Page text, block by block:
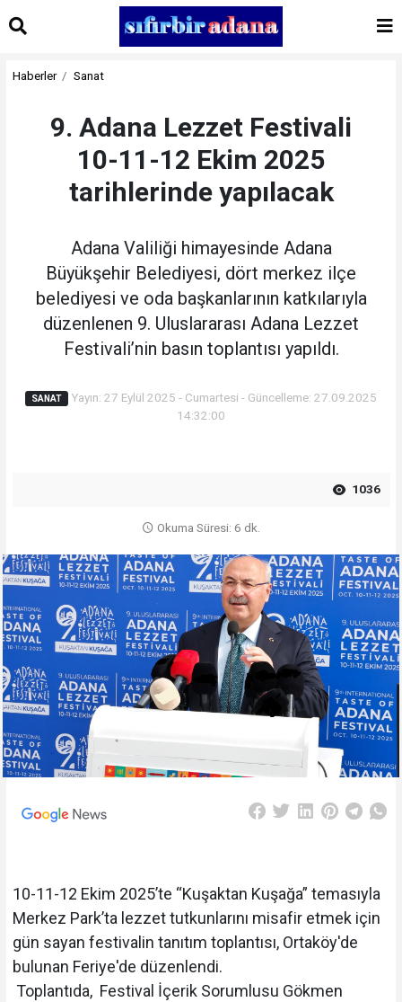
Haberler Sanat
9. Adana Lezzet Festivali
10-11-12 Ekim 2025
tarihlerinde yapılacak
Adana Valiliği himayesinde Adana
Büyükşehir Belediyesi, dört merkez ilçe
belediyesi ve oda başkanlarının katkılarıyla
düzenlenen 9. Uluslararası Adana Lezzet
Festivali’nin basın toplantısı yapıldı.
SANAT Yayın: 27 Eylül 2025 - Cumartesi - Güncelleme: 27.09.2025
14:32:00
1036
Okuma Süresi: 6 dk.
10-11-12 Ekim 2025’te “Kuşaktan Kuşağa” temasıyla
Merkez Park’ta lezzet tutkunlarını misafir etmek için
gün sayan festivalin tanıtım toplantısı, Ortaköy'de
bulunan Feriye'de düzenlendi.
Toplantıda, Festival İçerik Sorumlusu Gökmen